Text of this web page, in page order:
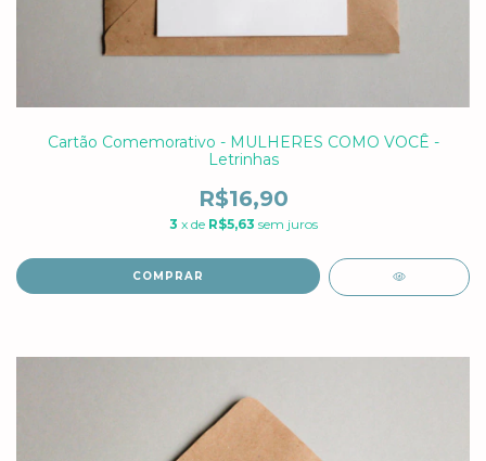
Cartão Comemorativo - MULHERES COMO VOCÊ -
Letrinhas
R$16,90
3 x de R$5,63 sem juros